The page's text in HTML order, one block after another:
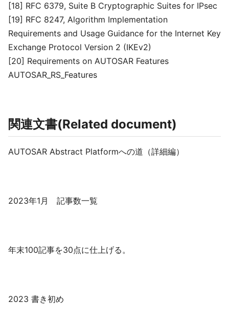
[18] RFC 6379, Suite B Cryptographic Suites for IPsec
[19] RFC 8247, Algorithm Implementation
Requirements and Usage Guidance for the Internet Key
Exchange Protocol Version 2 (IKEv2)
[20] Requirements on AUTOSAR Features
AUTOSAR_RS_Features
関連文書(Related document)
AUTOSAR Abstract Platformへの道（詳細編）
2023年1月 記事数一覧
年末100記事を30点に仕上げる。
2023 書き初め